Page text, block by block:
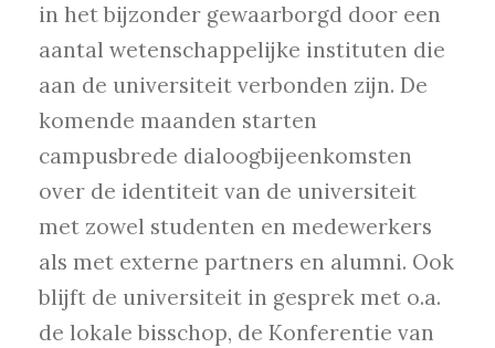
in het bijzonder gewaarborgd door een
aantal wetenschappelijke instituten die
aan de universiteit verbonden zijn. De
komende maanden starten
campusbrede dialoogbijeenkomsten
over de identiteit van de universiteit
met zowel studenten en medewerkers
als met externe partners en alumni. Ook
blijft de universiteit in gesprek met o.a.
de lokale bisschop, de Konferentie van